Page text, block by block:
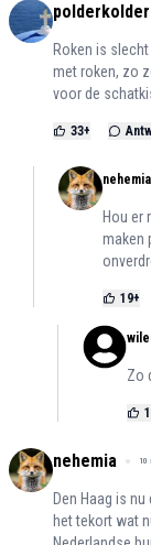
polderkolder
Roken is
met roken, zo
voor de
33+
nehemia
Hou er
maken
19+
Zo
nehemia 10
Den Haag is
het tekort wat